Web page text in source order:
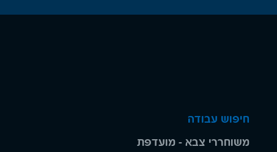
חיפוש עבודה
משוחררי צבא - מועדפת